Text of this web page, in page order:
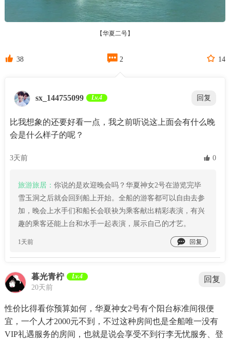
【华夏二号】
 38  2  14
sx_144755099 Lv.4 回复
比我想象的还要好看一点，我之前听说这上面会有什么晚
会是什么样子的呢？
3天前  0
旅游旅居： 你说的是欢迎晚会吗？华夏神女2号在游览完毕
雪玉洞之后就会回到船上开始。全船的游客都可以自由去参
加，晚会上水手们和船长会联袂为乘客献出精彩表演，有兴
趣的乘客还能上台和水手一起表演，展示自己的才艺。
1天前 
暮光青柠 Lv.4
20天前
回复
性价比得看你预算如何，华夏神女2号有个阳台标准间很便
宜，一个人才2000元不到，不过这种房间也是全船唯一没有
VIP礼遇服务的房间，也就是说会享受不到行李无忧服务、登